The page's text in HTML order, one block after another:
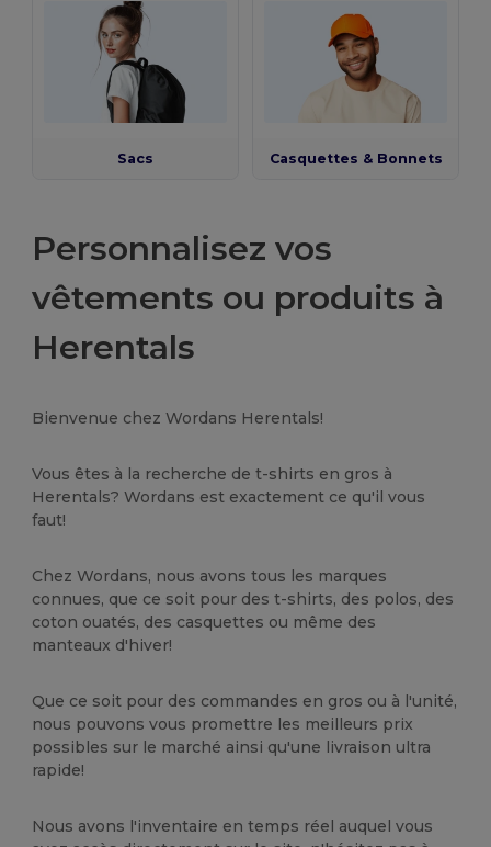
Sacs Casquettes & Bonnets
Personnalisez vos
vêtements ou produits à
Herentals
Bienvenue chez Wordans Herentals!
Vous êtes à la recherche de t-shirts en gros à
Herentals? Wordans est exactement ce qu'il vous
faut!
Chez Wordans, nous avons tous les marques
connues, que ce soit pour des t-shirts, des polos, des
coton ouatés, des casquettes ou même des
manteaux d'hiver!
Que ce soit pour des commandes en gros ou à l'unité,
nous pouvons vous promettre les meilleurs prix
possibles sur le marché ainsi qu'une livraison ultra
rapide!
Nous avons l'inventaire en temps réel auquel vous